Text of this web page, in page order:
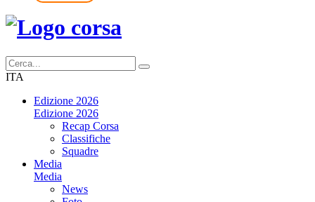
ITA
Edizione 2026
Edizione 2026
Recap Corsa
Classifiche
Squadre
Media
Media
News